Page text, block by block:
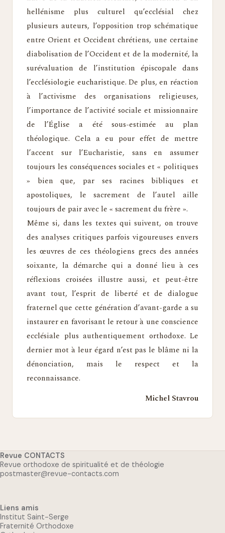
hellénisme plus culturel qu’ecclésial chez
plusieurs auteurs, l’opposition trop schématique
entre Orient et Occident chrétiens, une certaine
diabolisation de l’Occident et de la modernité, la
surévaluation de l’institution épiscopale dans
l’ecclésiologie eucharistique. De plus, en réaction
à l’activisme des organisations religieuses,
l’importance de l’activité sociale et missionnaire
de l’Église a été sous-estimée au plan
théologique. Cela a eu pour effet de mettre
l’accent sur l’Eucharistie, sans en assumer
toujours les conséquences sociales et « politiques
» bien que, par ses racines bibliques et
apostoliques, le sacrement de l’autel aille
toujours de pair avec le « sacrement du frère ».
Même si, dans les textes qui suivent, on trouve
des analyses critiques parfois vigoureuses envers
les œuvres de ces théologiens grecs des années
soixante, la démarche qui a donné lieu à ces
réflexions croisées illustre aussi, et peut-être
avant tout, l’esprit de liberté et de dialogue
fraternel que cette génération d’avant-garde a su
instaurer en favorisant le retour à une conscience
ecclésiale plus authentiquement orthodoxe. Le
dernier mot à leur égard n’est pas le blâme ni la
dénonciation, mais le respect et la
reconnaissance.
Michel Stavrou
Revue CONTACTS
Revue orthodoxe de spiritualité et de théologie
postmaster@revue-contacts.com
Liens amis
Institut Saint-Serge
Fraternité Orthodoxe